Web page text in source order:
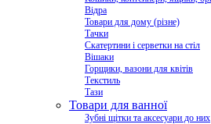
Відра
Товари для дому (різне)
Тачки
Скатертини і серветки на стіл
Вішаки
Горщики, вазони для квітів
Текстиль
Тази
Товари для ванної
Зубні щітки та аксесуари до них